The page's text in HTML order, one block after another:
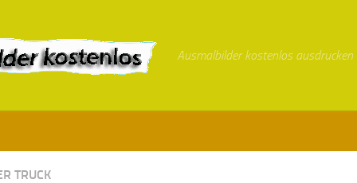
Ausmalbilder kostenlos
TRUCK